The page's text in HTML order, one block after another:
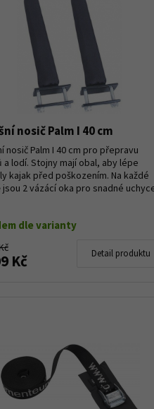
nosič Palm I 40 cm
nosič Palm I 40 cm pro přepravu
a lodí. Stojny mají obal, aby lépe
kajak před poškozením. Na každé
jsou 2 vázácí oka pro snadné
dle varianty
Kč Detail produktu